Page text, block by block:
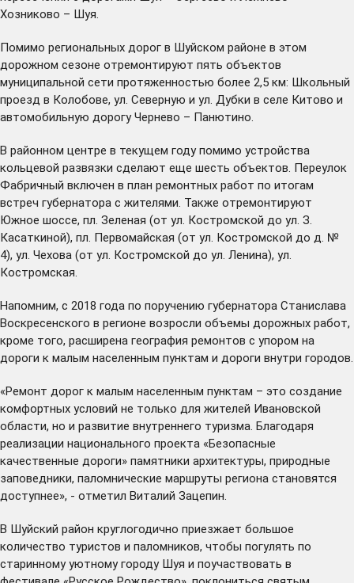
Хозниково – Шуя.
Помимо региональных дорог в Шуйском районе в этом
дорожном сезоне отремонтируют пять объектов
муниципальной сети протяженностью более 2,5 км: Школьный
проезд в Колобове, ул. Северную и ул. Дубки в селе Китово и
автомобильную дорогу Чернево – Панютино.
В районном центре в текущем году помимо устройства
кольцевой развязки сделают еще шесть объектов. Переулок
Фабричный включен в план ремонтных работ по итогам
встреч губернатора с жителями. Также отремонтируют
Южное шоссе, пл. Зеленая (от ул. Костромской до ул. З.
Касаткиной), пл. Первомайская (от ул. Костромской до д. №
4), ул. Чехова (от ул. Костромской до ул. Ленина), ул.
Костромская.
Напомним, с 2018 года по поручению губернатора Станислава
Воскресенского в регионе возросли объемы дорожных работ,
кроме того, расширена география ремонтов с упором на
дороги к малым населенным пунктам и дороги внутри городов.
«Ремонт дорог к малым населенным пунктам – это создание
комфортных условий не только для жителей Ивановской
области, но и развитие внутреннего туризма. Благодаря
реализации национального проекта «Безопасные
качественные дороги» памятники архитектуры, природные
заповедники, паломнические маршруты региона становятся
доступнее», - отметил Виталий Зацепин.
В Шуйский район круглогодично приезжает большое
количество туристов и паломников, чтобы погулять по
старинному уютному городу Шуя и поучаствовать в